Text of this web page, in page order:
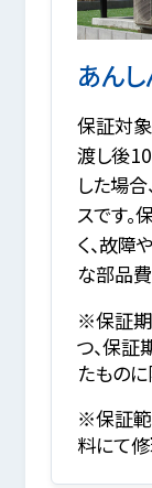
あん
保証対
渡し後
した場
スです
く、故
な部品
※保証期
つ、保
たものに
※保証範
料にて修